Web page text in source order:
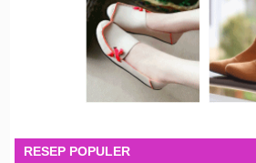
RESEP POPULER